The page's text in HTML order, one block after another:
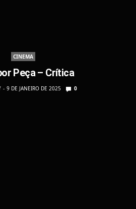
CINEMA
Peça – Crítica
9 DE JANEIRO DE 2025 0